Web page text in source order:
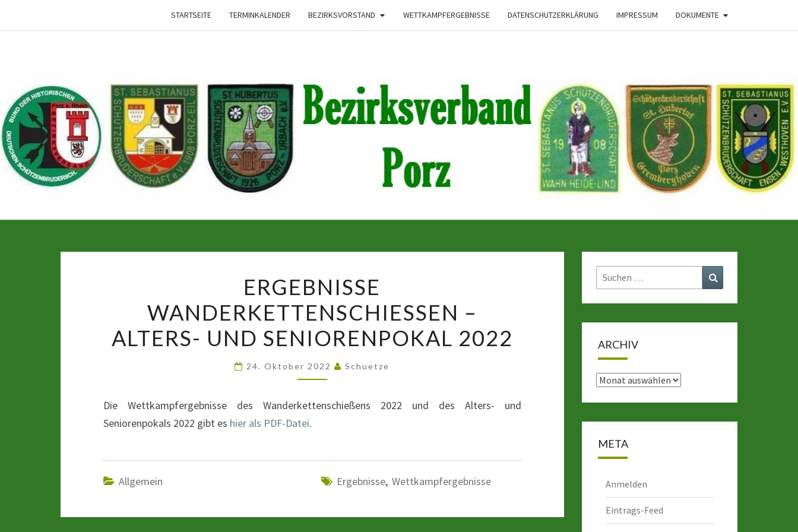
STARTSEITE TERMINKALENDER BEZIRKSVORSTAND WETTKAMPFERGEBNISSE DATENSCHUTZERKLÄRUNG IMPRESSUM DOKUMENTE
Bezirksverband Der
Schützenbruderschaften
WANDERKETTENSCHIESSEN –
A
LTERS- U
ND S
ENIORENPOKAL 2
022
ERGEBNISSE
WANDERKETTENSCHIESSEN – A
LTERS- UND SENIORENPOKAL 2022
24. Oktober 2022 Schuetze
Die Wettkampfergebnisse des Wanderkettenschießens 2022 und des Alters- und
Seniorenpokals 2022 gibt es hier als PDF-Datei.
Allgemein Ergebnisse, Wettkampfergebnisse
Suchen
nach:
ARCHIV
Archiv
META
Anmelden
Eintrags-Feed